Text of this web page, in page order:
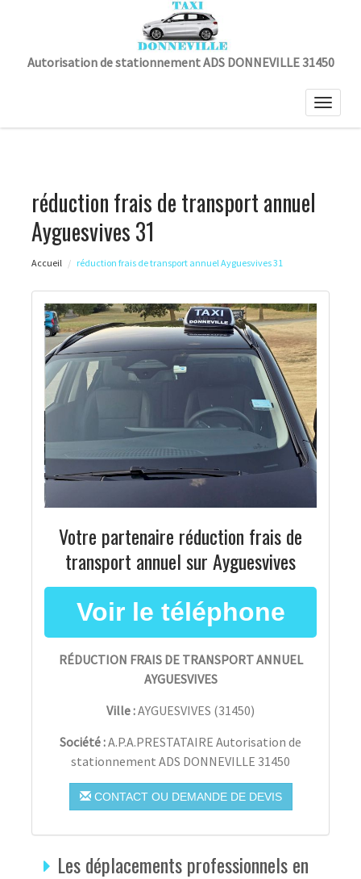
Autorisation de stationnement ADS DONNEVILLE 31450
Toggle
réduction frais de transport annuel
Ayguesvives 31
Accueil réduction frais de transport annuel Ayguesvives 31
Votre partenaire réduction frais de
transport annuel sur Ayguesvives
RÉDUCTION FRAIS DE TRANSPORT ANNUEL
AYGUESVIVES
Ville :AYGUESVIVES (31450)
Société :A.P.A.PRESTATAIRE Autorisation de
stationnement ADS DONNEVILLE 31450
CONTACT OU DEMANDE DE DEVIS
Les déplacements professionnels en